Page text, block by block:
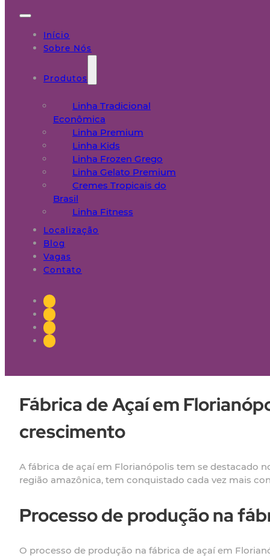
Início
Sobre Nós
Produtos
Linha Tradicional
Econômica
Linha Premium
Linha Kids
Linha Frozen Grego
Linha Gelato Premium
Cremes Tropicais do
Brasil
Linha Fitness
Localização
Blog
Vagas
Contato
Fábrica de Açaí em
crescimento
A fábrica de açaí em Florianópolis tem se destacado
região amazônica, tem conquistado cada vez mais
Processo de produção na
O processo de produção na fábrica de açaí em